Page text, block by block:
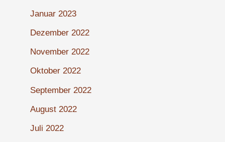
Januar 2023
Dezember 2022
November 2022
Oktober 2022
September 2022
August 2022
Juli 2022